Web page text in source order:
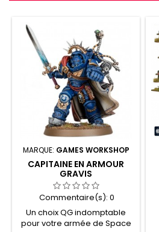
MARQUE: GAMES WORKSHOP
CAPITAINE EN ARMOUR
GRAVIS
Commentaire(s): 0
Un choix QG indomptable
pour votre armée de Space